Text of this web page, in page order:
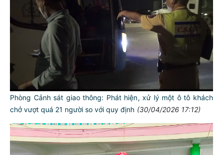
Phòng Cảnh sát giao thông: Phát hiện, xử lý một ô tô khách
chở vượt quá 21 người so với quy định (30/04/2026 17:12)
TƯ CÁCH